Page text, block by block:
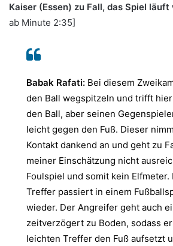
Kaiser (Essen) zu Fall, das Spiel läuft
ab Minute 2:35]
Babak Rafati: Bei diesem
den Ball wegspitzeln und trifft
den Ball, aber seinen
leicht gegen den Fuß. Dieser
Kontakt dankend an und geht zu
meiner Einschätzung nicht
Foulspiel und somit kein
Treffer passiert in einem
wieder. Der Angreifer geht auch
zeitverzögert zu Boden, sodass
leichten Treffer den Fuß aufsetzt